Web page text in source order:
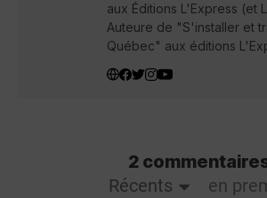
aux Éditions L'Express (et
Auteure de "S'installer et
Québec" aux éditions
2
Récents
en